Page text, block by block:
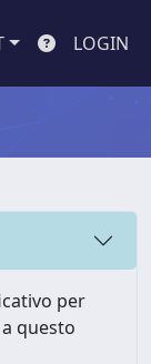
LOGIN
per
questo